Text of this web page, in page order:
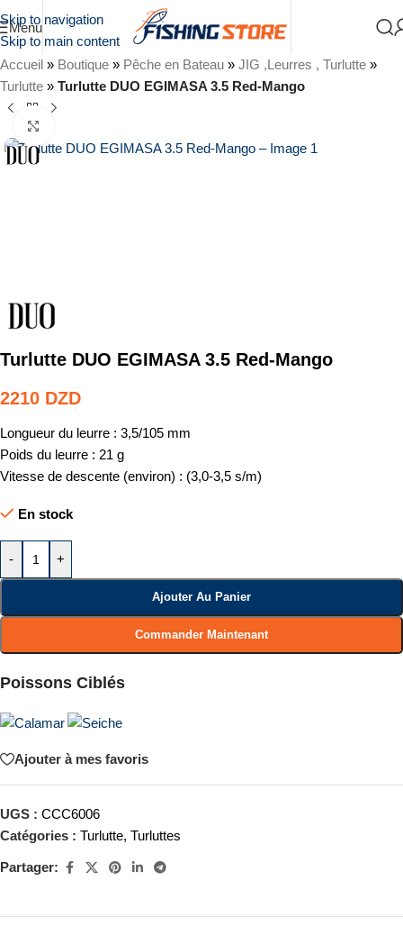
Skip to navigation
Skip to main content
Menu
Accueil » Boutique » Pêche en Bateau » JIG ,Leurres , Turlutte »
Turlutte » Turlutte DUO EGIMASA 3.5 Red-Mango
Turlutte DUO EGIMASA 3.5 Red-Mango
2210 DZD
Longueur du leurre : 3,5/105 mm
Poids du leurre : 21 g
Vitesse de descente (environ) : (3,0-3,5 s/m)
En stock
- +
Ajouter Au Panier
Commander Maintenant
Poissons Ciblés
Ajouter à mes favoris
UGS : CCC6006
Catégories : Turlutte, Turluttes
Partager: